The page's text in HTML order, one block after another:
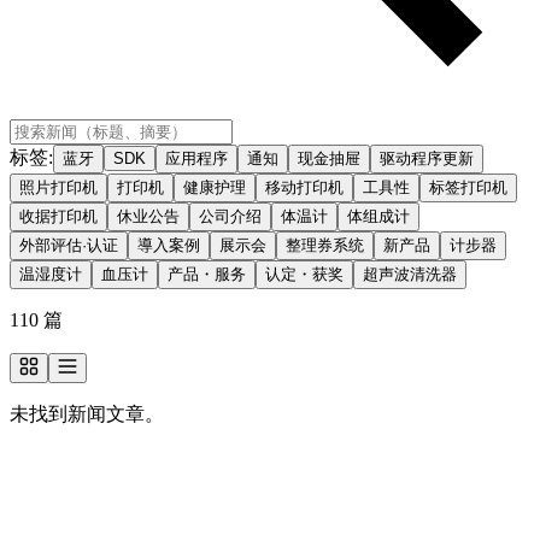
标签: 蓝牙 SDK 应用程序 通知 现金抽屉
驱动程序更新
照片打印机
打印机 健康护理 移动打印机 工具性
标签打印机
收据打印机
休业公告 公司介绍 体温计
体组成计
外部评估·认证
導入案例 展示会 整理券系统 新产品
计步器
温湿度计
血压计 产品・服务 认定・获奖 超声波清洗器
110 篇
未找到新闻文章。